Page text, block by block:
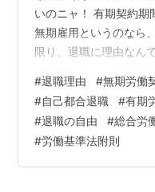
いのニャ！ 有期契約期
無期雇用というのなら
限り、退職に理由なん
めません」と言われた
て、そもそも、ないの
え言っておけば、それ
無期労働契約と有期労
に対して退職理由を伝
#退職理由 #無期労働
#自己都合退職 #有期
#退職の自由 #総合労
#労働基準法附則